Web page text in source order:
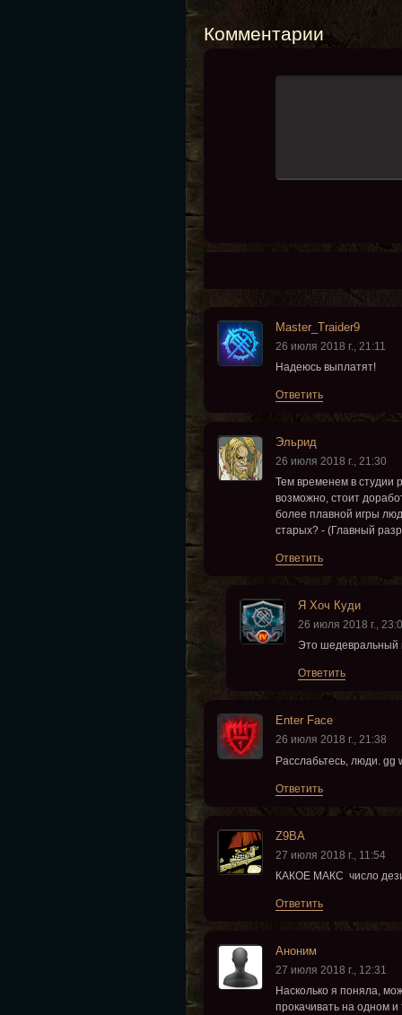
Комментарии
Master_Traider9
26 июля 2018 г., 21:11
Надеюсь выплатят!
Ответить
Эльрид
26 июля 2018 г., 21:30
Тем временем в студии
возможно, стоит
более плавной игры
старых? - (Главный
Ответить
Я Хоч Куди
26 июля 2018 г.,
Это шедевральный
Ответить
Enter Face
26 июля 2018 г., 21:38
Расслабьтесь, люди.
Ответить
Z9BA
27 июля 2018 г., 11:54
КАКОЕ МАКС число
Ответить
Аноним
27 июля 2018 г., 12:31
Насколько я поняла,
прокачивать на одном